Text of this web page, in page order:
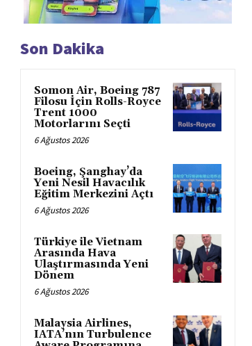
Son Dakika
Somon Air, Boeing 787
Filosu İçin Rolls-Royce
Trent 1000
Motorlarını Seçti
6 Ağustos 2026
Boeing, Şanghay’da
Yeni Nesil Havacılık
Eğitim Merkezini Açtı
6 Ağustos 2026
Türkiye ile Vietnam
Arasında Hava
Ulaştırmasında Yeni
Dönem
6 Ağustos 2026
Malaysia Airlines,
IATA’nın Turbulence